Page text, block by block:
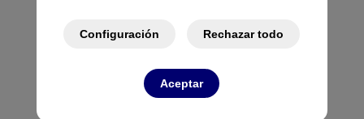
Configuración Rechazar todo
Aceptar
ACCESORIOS CCTV
SOPORTE TECHO
AL221 WH
771382